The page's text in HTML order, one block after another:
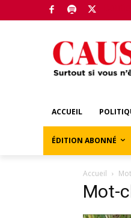
ACCUEIL
ÉDITION ABONNÉ
Accueil
Mot-